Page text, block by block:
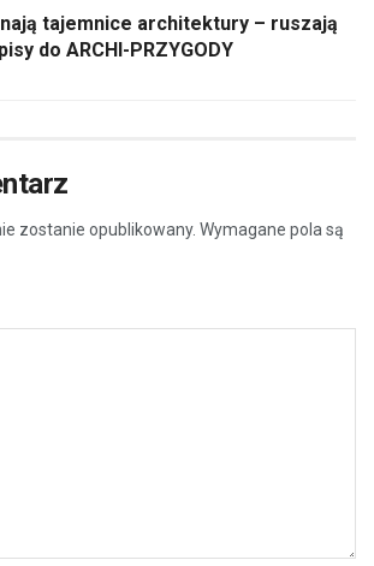
tajemnice architektury – ruszają
do ARCHI-PRZYGODY
zostanie opublikowany. Wymagane pola są